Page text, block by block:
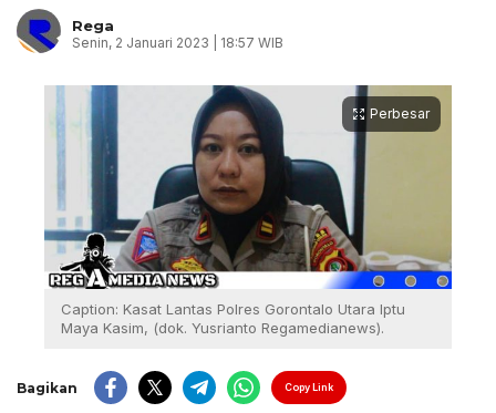
Rega
Senin, 2 Januari 2023 | 18:57 WIB
Perbesar
Caption: Kasat Lantas Polres Gorontalo Utara Iptu
Maya Kasim, (dok. Yusrianto Regamedianews).
Bagikan Copy Link